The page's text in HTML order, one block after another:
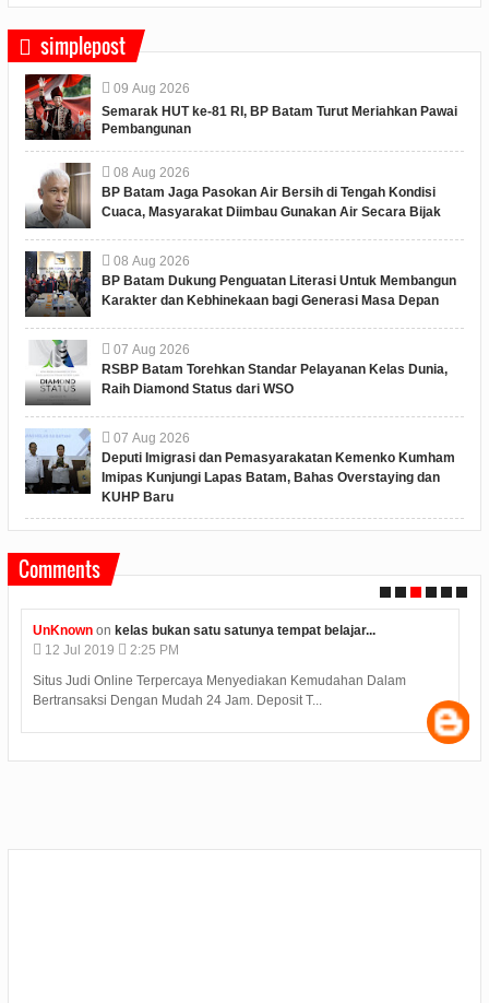
simplepost
09 Aug 2026
Semarak HUT ke-81 RI, BP Batam Turut Meriahkan Pawai
Pembangunan
08 Aug 2026
BP Batam Jaga Pasokan Air Bersih di Tengah Kondisi
Cuaca, Masyarakat Diimbau Gunakan Air Secara Bijak
08 Aug 2026
BP Batam Dukung Penguatan Literasi Untuk Membangun
Karakter dan Kebhinekaan bagi Generasi Masa Depan
07 Aug 2026
RSBP Batam Torehkan Standar Pelayanan Kelas Dunia,
Raih Diamond Status dari WSO
07 Aug 2026
Deputi Imigrasi dan Pemasyarakatan Kemenko Kumham
Imipas Kunjungi Lapas Batam, Bahas Overstaying dan
KUHP Baru
Comments
Unknownon konjen india di medan kunjungi bp batam...
12 Jul 2019
2:12 PM
Judi Deposit Ovo semakin booming di dunia judi online dengan
minimal deposit 10.000 Yuukkkk gabung j...